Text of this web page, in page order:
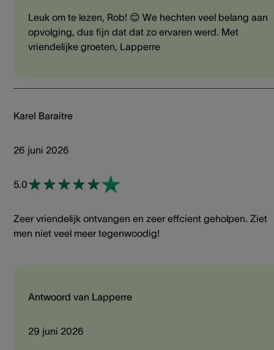
Leuk om te lezen, Rob! 😊 We hechten veel belang aan
opvolging, dus fijn dat dat zo ervaren werd. Met
vriendelijke groeten, Lapperre
Karel Baraitre
26 juni 2026
5.0
Zeer vriendelijk ontvangen en zeer effcient geholpen. Ziet
men niet veel meer tegenwoodig!
Antwoord van Lapperre
29 juni 2026